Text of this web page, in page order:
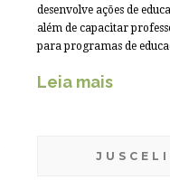
desenvolve ações de
além de capacitar
para programas de
Leia mais